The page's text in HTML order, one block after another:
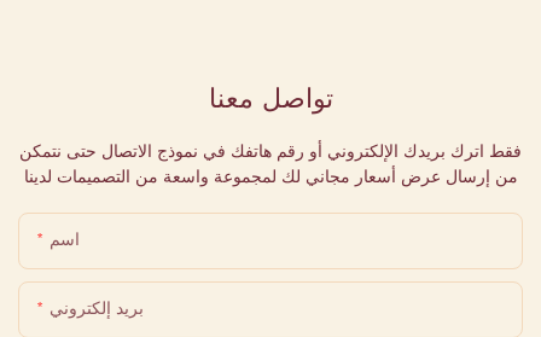
تواصل معنا
فقط اترك بريدك الإلكتروني أو رقم هاتفك في نموذج الاتصال حتى نتمكن
من إرسال عرض أسعار مجاني لك لمجموعة واسعة من التصميمات لدينا
اسم
بريد إلكتروني